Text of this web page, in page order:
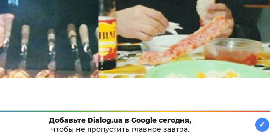
Добавьте Dialog.ua в Google сегодня,
чтобы не пропустить главное завтра.
✓